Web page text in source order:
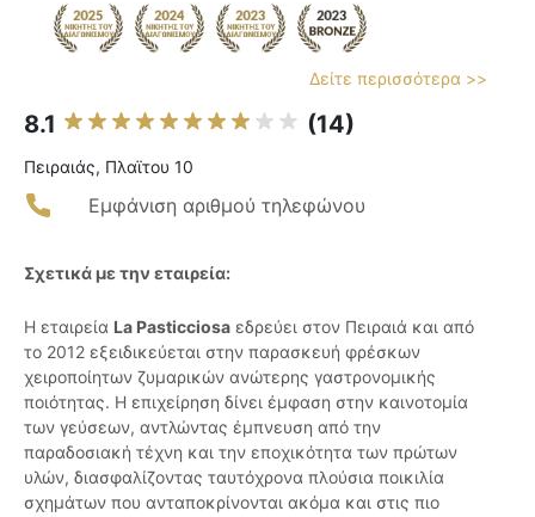
Δείτε περισσότερα >>
8.1 (14)
Πειραιάς, Πλαϊτου 10
Εμφάνιση αριθμού τηλεφώνου
Σχετικά με την εταιρεία:
Η εταιρεία La Pasticciosa εδρεύει στον Πειραιά και από
το 2012 εξειδικεύεται στην παρασκευή φρέσκων
χειροποίητων ζυμαρικών ανώτερης γαστρονομικής
ποιότητας. Η επιχείρηση δίνει έμφαση στην καινοτομία
των γεύσεων, αντλώντας έμπνευση από την
παραδοσιακή τέχνη και την εποχικότητα των πρώτων
υλών, διασφαλίζοντας ταυτόχρονα πλούσια ποικιλία
σχημάτων που ανταποκρίνονται ακόμα και στις πιο